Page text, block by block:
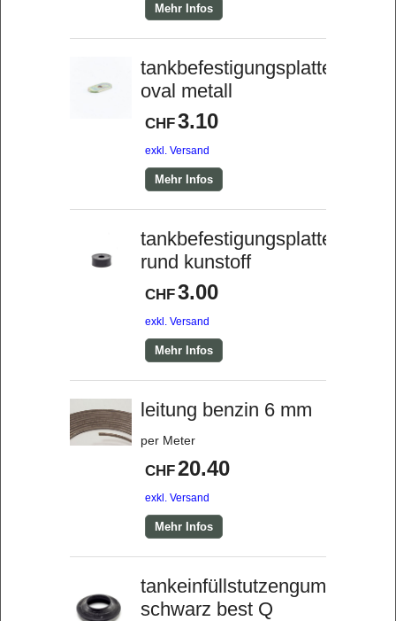
Mehr Infos
tankbefestigungsplatte
oval metall
CHF3.10
exkl. Versand
Mehr Infos
tankbefestigungsplatte
rund kunstoff
CHF3.00
exkl. Versand
Mehr Infos
leitung benzin 6 mm
per Meter
CHF20.40
exkl. Versand
Mehr Infos
tankeinfüllstutzengummi
schwarz best Q